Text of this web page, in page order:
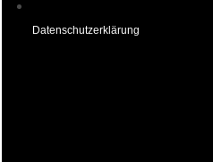
Datenschutzerklärung